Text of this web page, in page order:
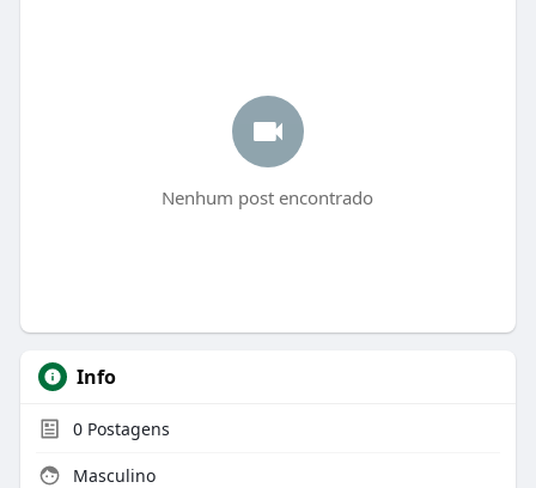
Nenhum post encontrado
Info
0Postagens
Masculino